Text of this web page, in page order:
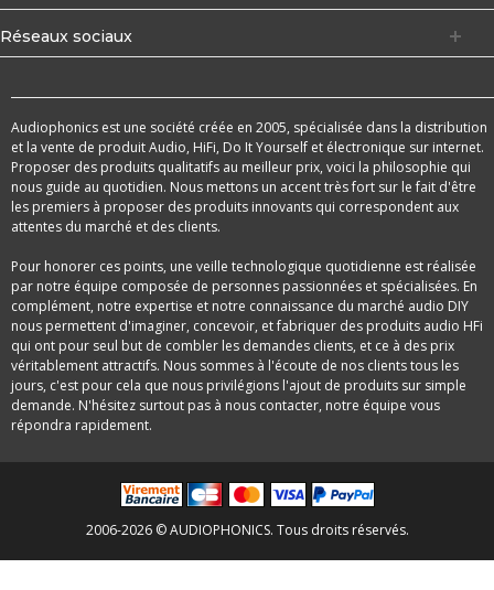
Réseaux sociaux
Audiophonics est une société créée en 2005, spécialisée dans la distribution
et la vente de produit Audio, HiFi, Do It Yourself et électronique sur internet.
Proposer des produits qualitatifs au meilleur prix, voici la philosophie qui
nous guide au quotidien. Nous mettons un accent très fort sur le fait d'être
les premiers à proposer des produits innovants qui correspondent aux
attentes du marché et des clients.
Pour honorer ces points, une veille technologique quotidienne est réalisée
par notre équipe composée de personnes passionnées et spécialisées. En
complément, notre expertise et notre connaissance du marché audio DIY
nous permettent d'imaginer, concevoir, et fabriquer des produits audio HFi
qui ont pour seul but de combler les demandes clients, et ce à des prix
véritablement attractifs. Nous sommes à l'écoute de nos clients tous les
jours, c'est pour cela que nous privilégions l'ajout de produits sur simple
demande. N'hésitez surtout pas à nous contacter, notre équipe vous
répondra rapidement.
2006-2026 © AUDIOPHONICS. Tous droits réservés.